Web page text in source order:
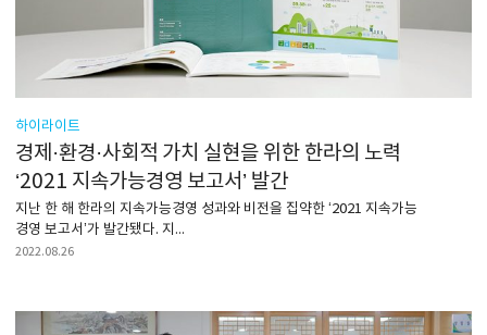
하이라이트
경제·환경·사회적 가치 실현을 위한 한라의 노력
‘2021 지속가능경영 보고서’ 발간
지난 한 해 한라의 지속가능경영 성과와 비전을 집약한 ‘2021 지속가능
경영 보고서’가 발간됐다. 지...
2022.08.26